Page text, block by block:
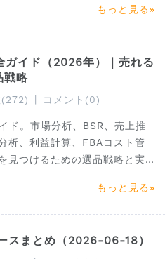
もっと見る
イド（2026年）｜売れる
戦略
(272) コメント(0)
ド。市場分析、BSR、売上推
析、利益計算、FBAコスト管
見つけるための選品戦略と実
もっと見る
スまとめ（2026-06-18）